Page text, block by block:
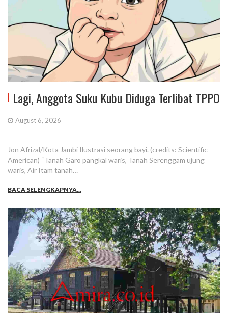
Lagi, Anggota Suku Kubu Diduga Terlibat TPPO
August 6, 2026
Jon Afrizal/Kota Jambi Ilustrasi seorang bayi. (credits: Scientific
American) “Tanah Garo pangkal waris, Tanah Serenggam ujung
waris, Air Itam tanah…
BACA SELENGKAPNYA...